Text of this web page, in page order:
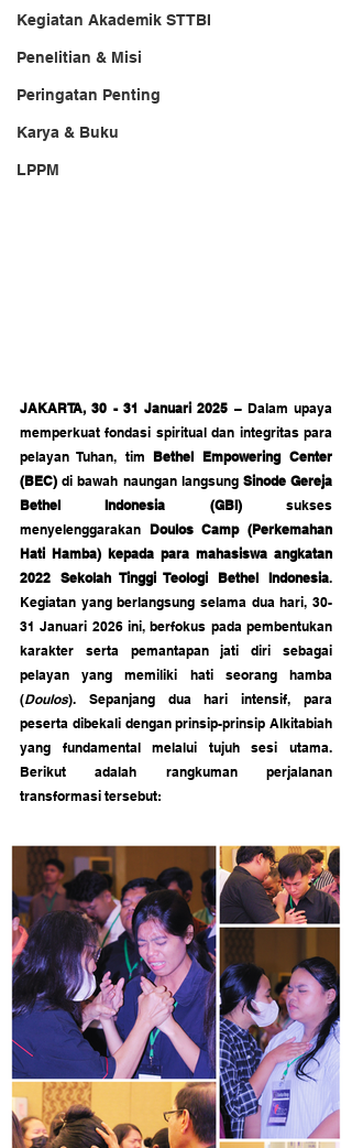
Kegiatan Akademik STTBI
Penelitian & Misi
Peringatan Penting
Karya & Buku
LPPM
JAKARTA, 30 - 31 Januari 2025 – Dalam upaya
memperkuat fondasi spiritual dan integritas para
pelayan Tuhan, tim Bethel Empowering Center
(BEC) di bawah naungan langsung Sinode Gereja
Bethel Indonesia (GBI) sukses
menyelenggarakan Doulos Camp (Perkemahan
Hati Hamba) kepada para mahasiswa angkatan
2022 Sekolah Tinggi Teologi Bethel Indonesia.
Kegiatan yang berlangsung selama dua hari, 30-
31 Januari 2026 ini, berfokus pada pembentukan
karakter serta pemantapan jati diri sebagai
pelayan yang memiliki hati seorang hamba
(Doulos). Sepanjang dua hari intensif, para
peserta dibekali dengan prinsip-prinsip Alkitabiah
yang fundamental melalui tujuh sesi utama.
Berikut adalah rangkuman perjalanan
transformasi tersebut: